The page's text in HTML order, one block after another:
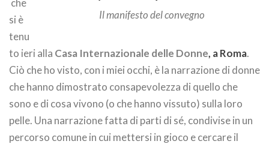
Il manifesto del convegno
che
si è
tenu
to ieri alla Casa Internazionale delle Donne, a Roma.
Ciò che ho visto, con i miei occhi, è la narrazione di donne
che hanno dimostrato consapevolezza di quello che
sono e di cosa vivono (o che hanno vissuto) sulla loro
pelle. Una narrazione fatta di parti di sé, condivise in un
percorso comune in cui mettersi in gioco e cercare il